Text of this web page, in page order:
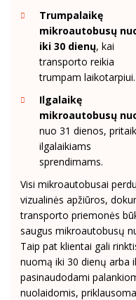
Trumpalaikę
mikroautobusų
iki 30 dienų, kai
transporto reikia
trumpam laikotarpiui.
Ilgalaikę
mikroautobusų
nuo 31 dienos,
ilgalaikiams
sprendimams.
Visi mikroautobusai
vizualinės apžiūros,
transporto priemonės
saugus mikroautobusų
Taip pat klientai gali
nuomą iki 30 dienų arba
pasinaudodami
nuolaidomis,